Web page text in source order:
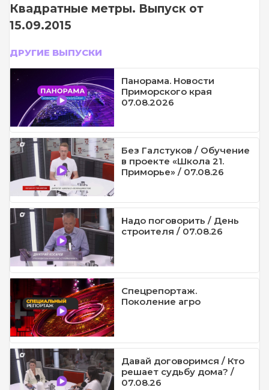
Квадратные метры. Выпуск от
15.09.2015
ДРУГИЕ ВЫПУСКИ
Панорама. Новости
Приморского края
07.08.2026
Без Галстуков / Обучение
в проекте «Школа 21.
Приморье» / 07.08.26
Надо поговорить / День
строителя / 07.08.26
Спецрепортаж.
Поколение агро
Давай договоримся / Кто
решает судьбу дома? /
07.08.26